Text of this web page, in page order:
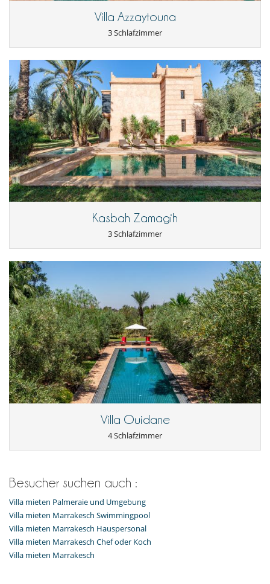
Villa Azzaytouna
3 Schlafzimmer
Kasbah Zamagih
3 Schlafzimmer
Villa Ouidane
4 Schlafzimmer
Besucher suchen auch :
Villa mieten Palmeraie und Umgebung
Villa mieten Marrakesch Swimmingpool
Villa mieten Marrakesch Hauspersonal
Villa mieten Marrakesch Chef oder Koch
Villa mieten Marrakesch